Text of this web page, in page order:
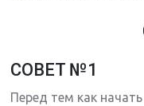
СОВЕТ №1
Перед тем как